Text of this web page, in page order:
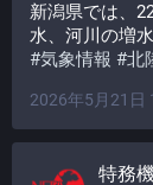
新潟県では、
水、河川の増
#気象情報 #北
2026年5月21日
特務